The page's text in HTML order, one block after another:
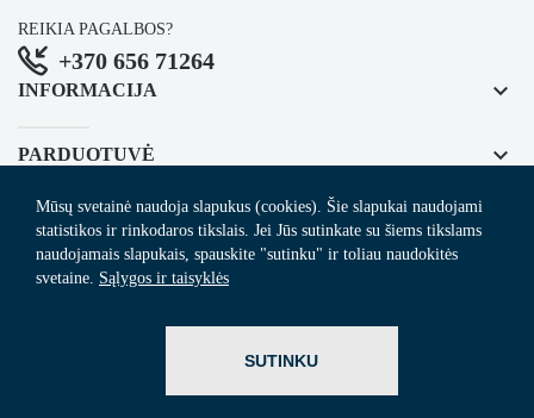
REIKIA PAGALBOS?
+370 656 71264
INFORMACIJA keyboard_arrow_down
PARDUOTUVĖ keyboard_arrow_down
REGISTRUOKITĖS NAUJIENLAIŠKIUI
Mūsų svetainė naudoja slapukus (cookies). Šie slapukai naudojami
statistikos ir rinkodaros tikslais. Jei Jūs sutinkate su šiems tikslams
naudojamais slapukais, spauskite "sutinku" ir toliau naudokitės
svetaine. Sąlygos ir taisyklės
SUTINKU